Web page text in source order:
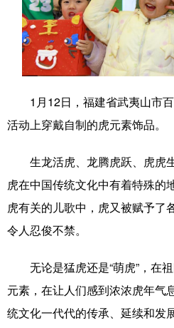
法律 中央文件
食品 人居
学术中国 乡村振兴
城市 旅游
公益 一带一路
文化产业
北京 天津
辽宁 吉林
1月12日，福建省武夷山市百
活动上穿戴自制的虎元素饰品。
生龙活虎、龙腾虎跃、虎虎
虎在中国传统文化中有着特殊的
虎有关的儿歌中，虎又被赋予了
令人忍俊不禁。
无论是猛虎还是“萌虎”，在
元素，在让人们感到浓浓虎年气
统文化一代代的传承、延续和发展